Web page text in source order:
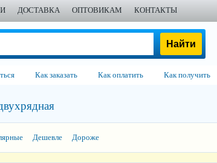
ДОСТАВКА ОПТОВИКАМ КОНТАКТЫ
Как заказать Как оплатить Как получить
Дешевле Дороже